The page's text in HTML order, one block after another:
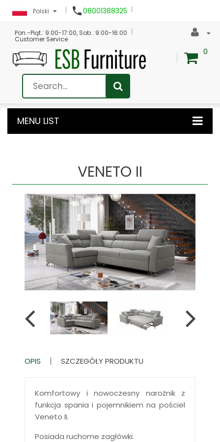
Polski 08001388325
Pon.-Piąt.: 9:00-17:00, Sob.: 9:00-16:00
Customer Service
0
MENU LIST
VENETO II
OPIS SZCZEGÓŁY PRODUKTU
Komfortowy i nowoczesny narożnik z
funkcja spania i pojemnikiem na pościel
Veneto II.
Posiada ruchome zagłówki.